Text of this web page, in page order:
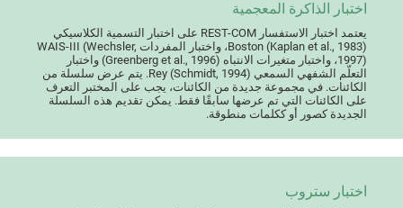
اختبار الذاكرة المعجمية
يعتمد اختبار الاستفسار REST-COM على اختبار التسمية الكلاسيكي
Boston (Kaplan et al., 1983)، واختبار المفردات WAIS-III (Wechsler,
1997)، واختبار متغيرات الانتباه (Greenberg et al., 1996) واختبار
التعلّم الشفهي السمعي Rey (Schmidt, 1994). يتم عرض سلسلة من
الكائنات. في مجموعة جديدة من الكائنات، يجب على المختبر التعرف
على الكائنات التي تم عرضها سابقًا فقط. يمكن تقديم هذه السلسلة
الجديدة كصور أو ككلمات منطوقة.
اختبار ستروب